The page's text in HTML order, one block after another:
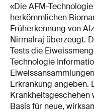
«Die AFM-
herkömmlichen
Früherkennung von
Nirmalraj überzeugt.
Tests die
Technologie
Erkrankung angeben.
Krankheitsgeschehen
Basis für neue,